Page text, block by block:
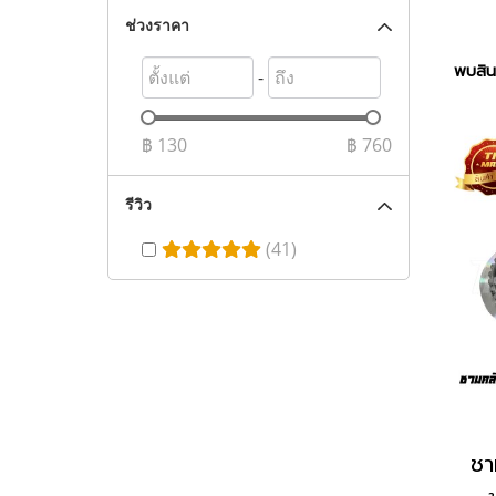
พบสิ
ช่วงราคา
-
฿ 130 ฿ 760
รีวิว
(41)